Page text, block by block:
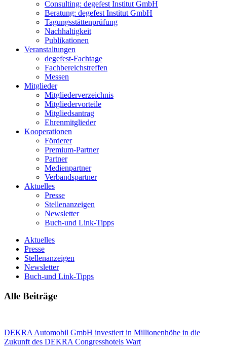
Consulting: degefest Institut GmbH
Beratung: degefest Institut GmbH
Tagungsstättenprüfung
Nachhaltigkeit
Publikationen
Veranstaltungen
degefest-Fachtage
Fachbereichstreffen
Messen
Mitglieder
Mitgliederverzeichnis
Mitgliedervorteile
Mitgliedsantrag
Ehrenmitglieder
Kooperationen
Förderer
Premium-Partner
Partner
Medienpartner
Verbandspartner
Aktuelles
Presse
Stellenanzeigen
Newsletter
Buch-und Link-Tipps
Aktuelles
Presse
Stellenanzeigen
Newsletter
Buch-und Link-Tipps
Alle Beiträge
DEKRA Automobil GmbH investiert in Millionenhöhe in die
Zukunft des DEKRA Congresshotels Wart